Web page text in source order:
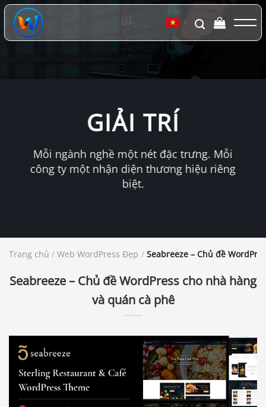
Chuyển
đến
dung
▼
GIẢI TRÍ
Mỗi ngành nghề một nét đặc trưng. Mỗi
công ty một nhận diện thương hiệu riêng
biệt.
Trang chủ / Web WordPress Đẹp / Seabreeze – Chủ đề
Seabreeze – Chủ đề WordPress cho nhà hàng
và quán cà phê